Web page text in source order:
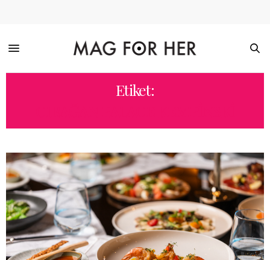
Etiket: